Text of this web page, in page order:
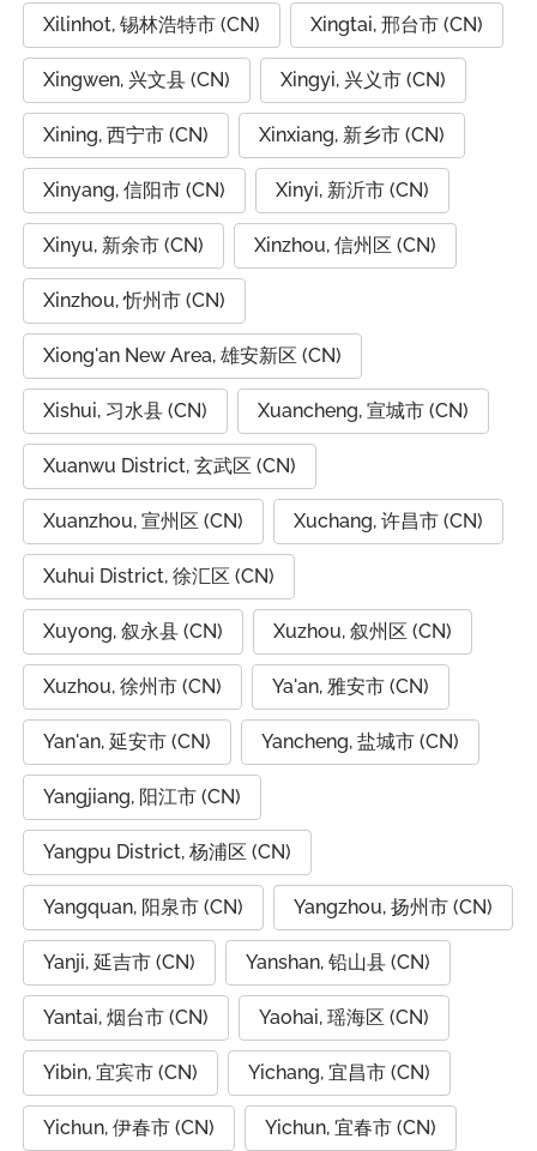
Xilinhot, 锡林浩特市 (CN) Xingtai, 邢台市 (CN)
Xingwen, 兴文县 (CN) Xingyi, 兴义市 (CN)
Xining, 西宁市 (CN) Xinxiang, 新乡市 (CN)
Xinyang, 信阳市 (CN) Xinyi, 新沂市 (CN)
Xinyu, 新余市 (CN) Xinzhou, 信州区 (CN)
Xinzhou, 忻州市 (CN)
Xiong'an New Area, 雄安新区 (CN)
Xishui, 习水县 (CN) Xuancheng, 宣城市 (CN)
Xuanwu District, 玄武区 (CN)
Xuanzhou, 宣州区 (CN) Xuchang, 许昌市 (CN)
Xuhui District, 徐汇区 (CN)
Xuyong, 叙永县 (CN) Xuzhou, 叙州区 (CN)
Xuzhou, 徐州市 (CN) Ya'an, 雅安市 (CN)
Yan'an, 延安市 (CN) Yancheng, 盐城市 (CN)
Yangjiang, 阳江市 (CN)
Yangpu District, 杨浦区 (CN)
Yangquan, 阳泉市 (CN) Yangzhou, 扬州市 (CN)
Yanji, 延吉市 (CN) Yanshan, 铅山县 (CN)
Yantai, 烟台市 (CN) Yaohai, 瑶海区 (CN)
Yibin, 宜宾市 (CN) Yichang, 宜昌市 (CN)
Yichun, 伊春市 (CN) Yichun, 宜春市 (CN)